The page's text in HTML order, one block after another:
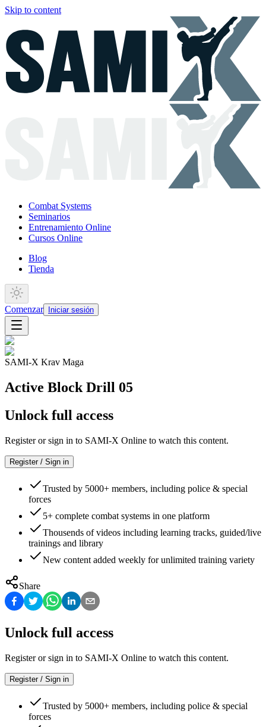
Skip to content
Combat Systems
Seminarios
Entrenamiento Online
Cursos Online
Blog
Tienda
Comenzar Iniciar sesión
SAMI-X Krav Maga
Active Block Drill 05
Unlock full access
Register or sign in to SAMI-X Online to watch this content.
Register / Sign in
Trusted by 5000+ members, including police & special
forces
5+ complete combat systems in one platform
Thousends of videos including learning tracks, guided/live
trainings and library
New content added weekly for unlimited training variety
Share
Unlock full access
Register or sign in to SAMI-X Online to watch this content.
Register / Sign in
Trusted by 5000+ members, including police & special
forces